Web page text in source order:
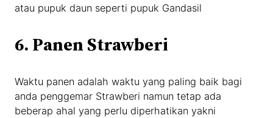
atau pupuk daun seperti pupuk Gandasil
6. Panen Strawberi
Waktu panen adalah waktu yang paling baik bagi
anda penggemar Strawberi namun tetap ada
beberap ahal yang perlu diperhatikan yakni